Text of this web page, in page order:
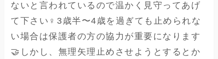
ないと言われているので温かく見守ってあげ
て下さい‍♀️⁡3歳半〜4歳を過ぎても止められな
い場合は保護者の方の協力が重要になります
🤝しかし、無理矢理止めさせようとするとか